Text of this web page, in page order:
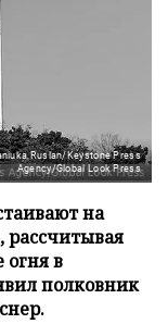
Ruslan/Keystone Press
Agency/Global Look Press
на
рассчитывая
в
полковник